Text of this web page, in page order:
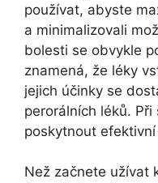
používat, abyste
a minimalizovali
bolesti se obvykle
znamená, že léky
jejich účinky se
perorálních léků.
poskytnout
Než začnete užívat